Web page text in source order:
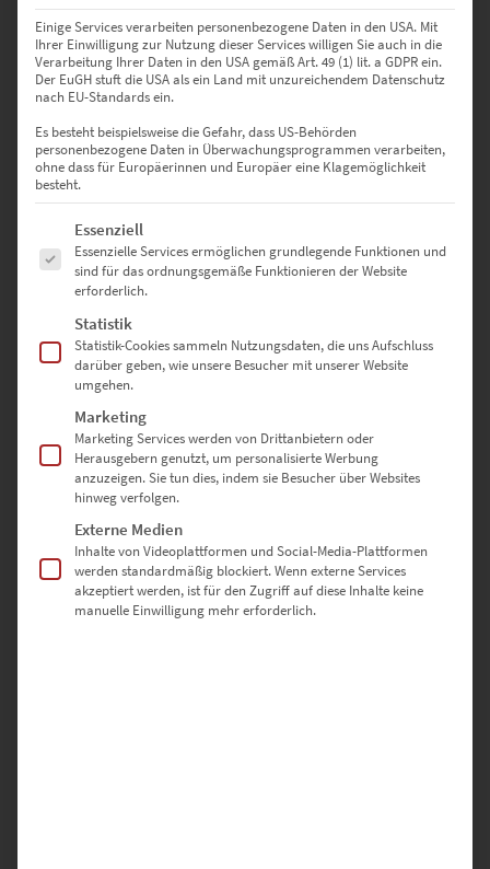
EZ01077 Aidlingen At the Speed of Light Vol VI
Enthält 19% Mwst.
zzgl.Versand
Dieses Produkt weist mehrere Varianten auf. Die Optionen können auf der Produktseite gewählt werden
Einige Services verarbeiten personenbezogene Daten in den USA. Mit
Ihrer Einwilligung zur Nutzung dieser Services willigen Sie auch in die
Verarbeitung Ihrer Daten in den USA gemäß Art. 49 (1) lit. a GDPR ein.
Der EuGH stuft die USA als ein Land mit unzureichendem Datenschutz
nach EU-Standards ein.
Es besteht beispielsweise die Gefahr, dass US-Behörden
personenbezogene Daten in Überwachungsprogrammen verarbeiten,
ohne dass für Europäerinnen und Europäer eine Klagemöglichkeit
besteht.
Es folgt eine Liste der Service-Gruppen, für die eine Einwilligung
Essenziell
Essenzielle Services ermöglichen grundlegende Funktionen und
sind für das ordnungsgemäße Funktionieren der Website
erforderlich.
Statistik
Statistik-Cookies sammeln Nutzungsdaten, die uns Aufschluss
darüber geben, wie unsere Besucher mit unserer Website
umgehen.
Marketing
Marketing Services werden von Drittanbietern oder
Herausgebern genutzt, um personalisierte Werbung
anzuzeigen. Sie tun dies, indem sie Besucher über Websites
hinweg verfolgen.
Externe Medien
Inhalte von Videoplattformen und Social-Media-Plattformen
werden standardmäßig blockiert. Wenn externe Services
akzeptiert werden, ist für den Zugriff auf diese Inhalte keine
manuelle Einwilligung mehr erforderlich.